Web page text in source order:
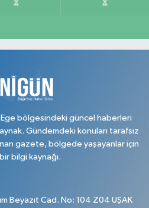
bölgesindeki güncel haberleri
Gündemdeki konuları tarafsız
gazete, bölgede yaşayanlar için
bilgi kaynağı.
Beyazıt Cad. No: 104 Z04 UŞAK